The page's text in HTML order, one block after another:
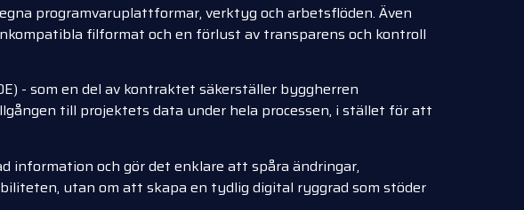
programvaruplattformar, verktyg och arbetsflöden. Även
filformat och en förlust av transparens och kontroll
- som en del av kontraktet säkerställer byggherren
till projektets data under hela processen, i stället för att
och gör det enklare att spåra ändringar,
utan om att skapa en tydlig digital ryggrad som stöder